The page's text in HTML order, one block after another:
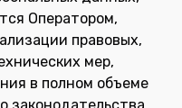
Оператором,
правовых,
мер,
в полном объеме